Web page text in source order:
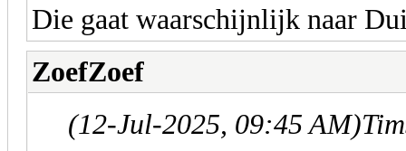
Die gaat waarschijnlijk naar
ZoefZoef
(12-Jul-2025, 09:45 AM)